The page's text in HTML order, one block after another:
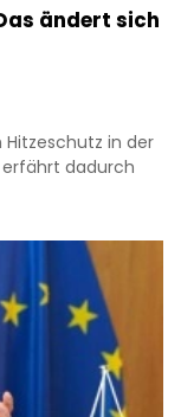
ändert sich
Hitzeschutz in der
erfährt dadurch